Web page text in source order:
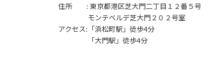
住所 : 東京都港区芝大門二丁目１２番５号
モンテベルデ芝大門２０２号室
アクセス:「浜松町駅」徒歩4分
「大門駅」徒歩4分